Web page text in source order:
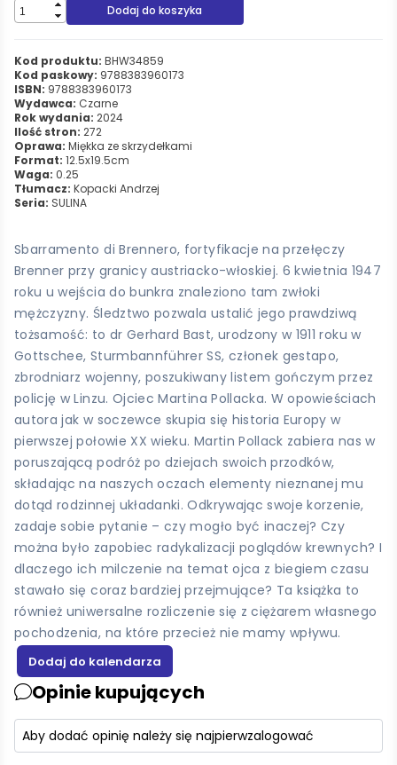
Dodaj do koszyka
Kod produktu: BHW34859
Kod paskowy: 9788383960173
ISBN: 9788383960173
Wydawca: Czarne
Rok wydania: 2024
Ilość stron: 272
Oprawa: Miękka ze skrzydełkami
Format: 12.5x19.5cm
Waga: 0.25
Tłumacz: Kopacki Andrzej
Seria: SULINA
Sbarramento di Brennero, fortyfikacje na przełęczy
Brenner przy granicy austriacko-włoskiej. 6 kwietnia 1947
roku u wejścia do bunkra znaleziono tam zwłoki
mężczyzny. Śledztwo pozwala ustalić jego prawdziwą
tożsamość: to dr Gerhard Bast, urodzony w 1911 roku w
Gottschee, Sturmbannführer SS, członek gestapo,
zbrodniarz wojenny, poszukiwany listem gończym przez
policję w Linzu. Ojciec Martina Pollacka. W opowieściach
autora jak w soczewce skupia się historia Europy w
pierwszej połowie XX wieku. Martin Pollack zabiera nas w
poruszającą podróż po dziejach swoich przodków,
składając na naszych oczach elementy nieznanej mu
dotąd rodzinnej układanki. Odkrywając swoje korzenie,
zadaje sobie pytanie – czy mogło być inaczej? Czy
można było zapobiec radykalizacji poglądów krewnych? I
dlaczego ich milczenie na temat ojca z biegiem czasu
stawało się coraz bardziej przejmujące? Ta książka to
również uniwersalne rozliczenie się z ciężarem własnego
pochodzenia, na które przecież nie mamy wpływu.
Opinie kupujących
Aby dodać opinię należy się najpierwzalogować